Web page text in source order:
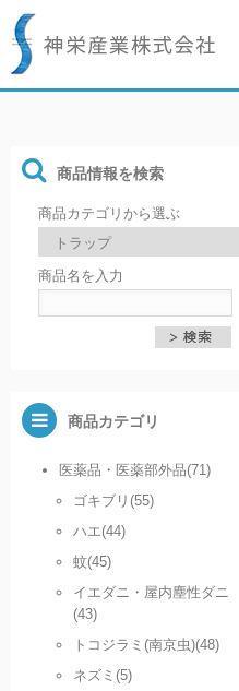
商品情報を検索
商品カテゴリから選ぶ
商品名を入力
商品カテゴリ
医薬品・医薬部外品(71)
ゴキブリ(55)
ハエ(44)
蚊(45)
イエダニ・屋内塵性ダニ
(43)
トコジラミ(南京虫)(48)
ネズミ(5)